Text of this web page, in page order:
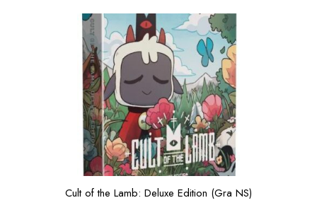
5
Cult of the Lamb: Deluxe Edition (Gra NS)